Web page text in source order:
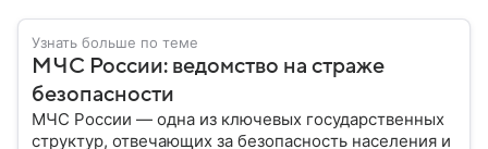
Узнать больше по теме
МЧС России: ведомство на страже
безопасности
МЧС России — одна из ключевых государственных
структур, отвечающих за безопасность населения и